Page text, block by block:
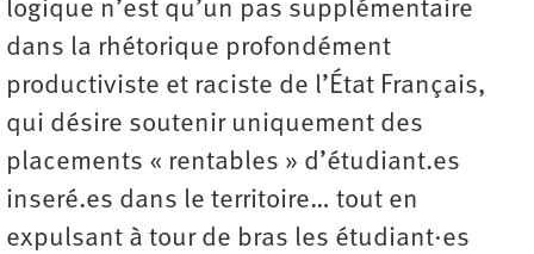
logique n’est qu’un pas supplémentaire
dans la rhétorique profondément
productiviste et raciste de l’État Français,
qui désire soutenir uniquement des
placements « rentables » d’étudiant.es
inseré.es dans le territoire… tout en
expulsant à tour de bras les étudiant·es